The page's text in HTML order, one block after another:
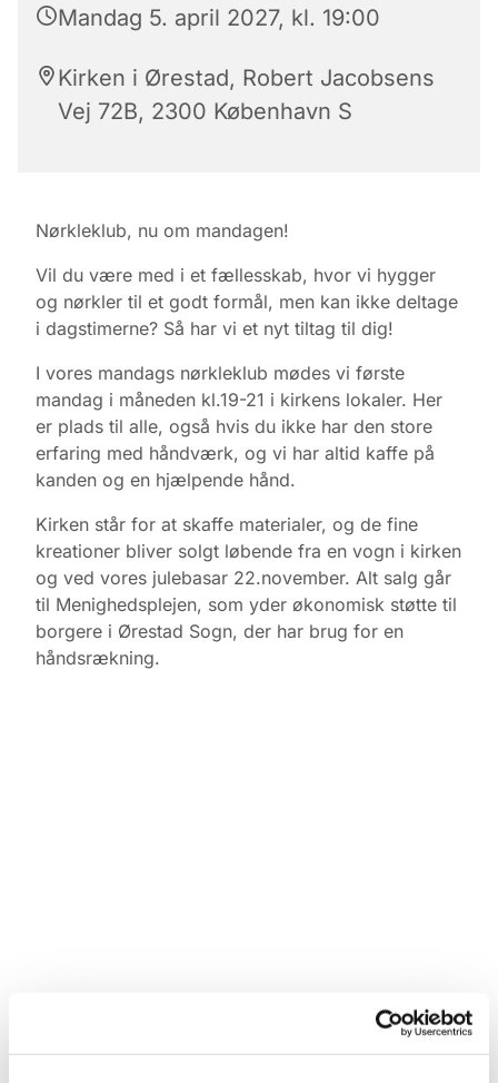
Mandag 5. april 2027, kl. 19:00
Kirken i Ørestad, Robert Jacobsens
Vej 72B, 2300 København S
Nørkleklub, nu om mandagen!
Vil du være med i et fællesskab, hvor vi hygger
og nørkler til et godt formål, men kan ikke deltage
i dagstimerne? Så har vi et nyt tiltag til dig!
I vores mandags nørkleklub mødes vi første
mandag i måneden kl.19-21 i kirkens lokaler. Her
er plads til alle, også hvis du ikke har den store
erfaring med håndværk, og vi har altid kaffe på
kanden og en hjælpende hånd.
Kirken står for at skaffe materialer, og de fine
kreationer bliver solgt løbende fra en vogn i kirken
og ved vores julebasar 22.november. Alt salg går
til Menighedsplejen, som yder økonomisk støtte til
borgere i Ørestad Sogn, der har brug for en
håndsrækning.